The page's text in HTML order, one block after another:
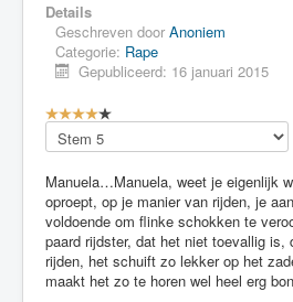
Details
Geschreven door Anoniem
Categorie: Rape
Gepubliceerd: 16 januari 2015
G
e
b
u
i
k
e
r
s
Voeg
waardering
Manuela…Manuela, weet je eigenlijk
oproept, op je manier van rijden, je
voldoende om flinke schokken te
paard rijdster, dat het niet toevallig is,
rijden, het schuift zo lekker op het
maakt het zo te horen wel heel erg